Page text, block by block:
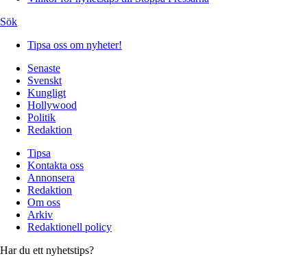
Sök
Tipsa oss om nyheter!
Senaste
Svenskt
Kungligt
Hollywood
Politik
Redaktion
Tipsa
Kontakta oss
Annonsera
Redaktion
Om oss
Arkiv
Redaktionell policy
Har du ett nyhetstips?